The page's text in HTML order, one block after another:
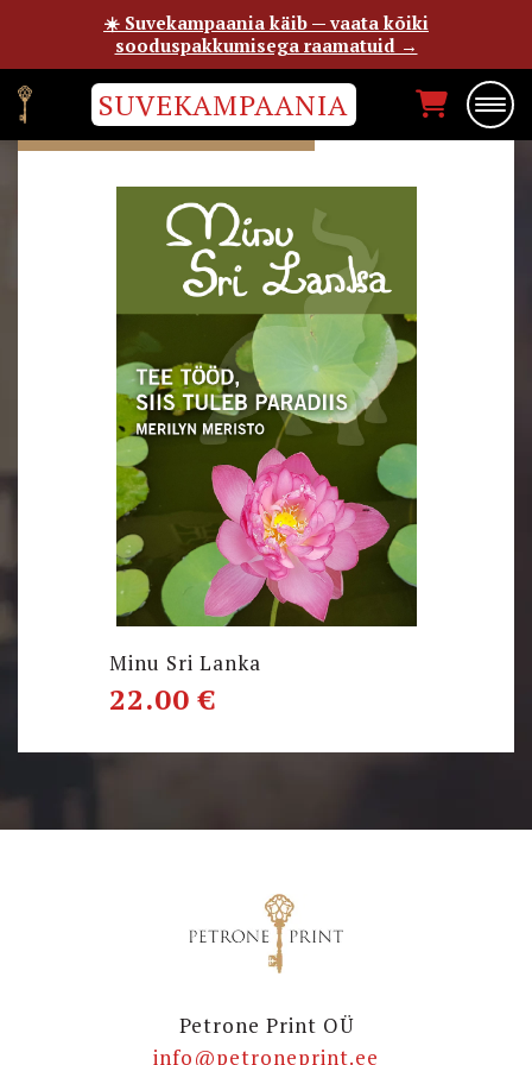
SUVEKAMPAANIA
MERILYN MERISTO
Minu Sri Lanka
22.00€
Petrone Print OÜ
info@petroneprint.ee
☀️ Suvekampaania käib — vaata kõiki
sooduspakkumisega raamatuid →